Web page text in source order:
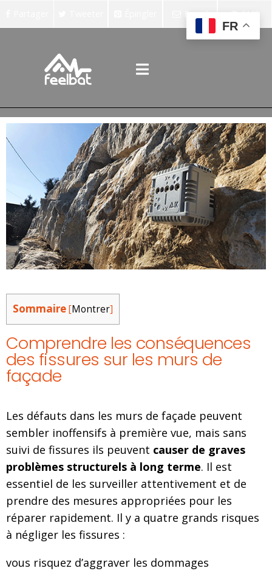
Sommaire[Montrer]
Comprendre les conséquences
des fissures sur les murs de
façade
Les défauts dans les murs de façade peuvent
sembler inoffensifs à première vue, mais sans
suivi de fissures ils peuvent causer de graves
problèmes structurels à long terme. Il est
essentiel de les surveiller attentivement et de
prendre des mesures appropriées pour les
réparer rapidement. Il y a quatre grands risques
à négliger les fissures :
vous risquez d’aggraver les dommages
FR